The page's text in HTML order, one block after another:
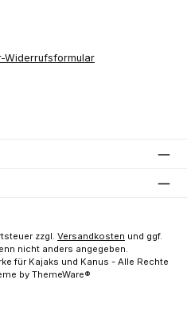
Widerrufsformular
zzgl. Versandkosten und ggf.
nicht anders angegeben.
für Kajaks und Kanus - Alle Rechte
by ThemeWare®